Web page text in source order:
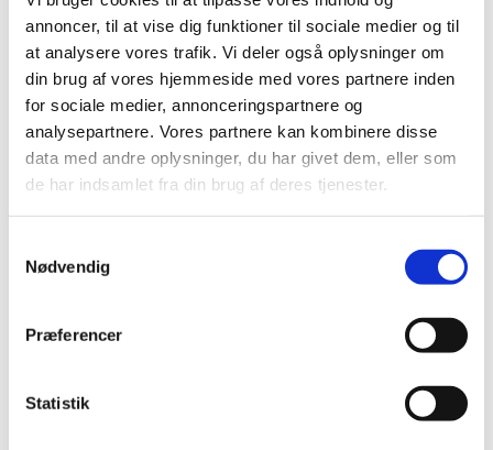
annoncer, til at vise dig funktioner til sociale medier og til
at analysere vores trafik. Vi deler også oplysninger om
din brug af vores hjemmeside med vores partnere inden
for sociale medier, annonceringspartnere og
analysepartnere. Vores partnere kan kombinere disse
data med andre oplysninger, du har givet dem, eller som
de har indsamlet fra din brug af deres tjenester.
Nødvendig
Præferencer
Statistik
Lægemiddelstyrelsens topprioriteter i 2020
|8. januar 2020 |
En datadrevet lægemiddelstyrelse, forsyningssikkerhed,
en fantastisk arbejdsplads og produktivitet og kvalitet.
Ledig bevilling til Rødby Løve Apotek
Bevillingen til at drive Rødby Løve Apotek er ledig pr. 1.
|6. januar 2020